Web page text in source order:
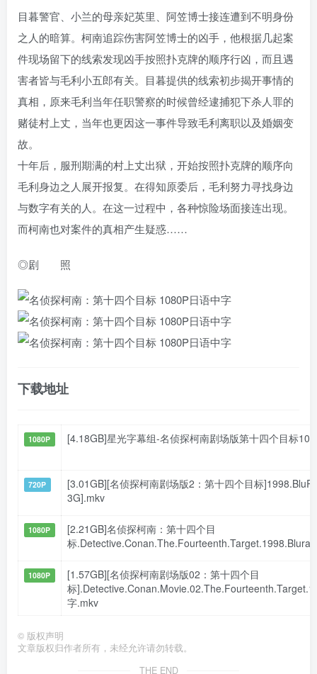
目暮警官、小兰的母亲妃英里、阿笠博士接连遭到不明身份
之人的暗算。柯南追踪伤害阿笠博士的凶手，他根据几起案
件现场留下的线索发现凶手按照扑克牌的顺序行凶，而且遇
害者皆与毛利小五郎有关。目暮提供的线索初步揭开事情的
真相，原来毛利当年任职警察的时候曾经逮捕犯下杀人罪的
赌徒村上丈，当年也更因这一事件导致毛利离职以及婚姻变
故。
十年后，服刑期满的村上丈出狱，开始按照扑克牌的顺序向
毛利身边之人展开报复。在得知原委后，毛利努力寻找身边
与数字有关的人。在这一过程中，各种惊险场面接连出现。
而柯南也对案件的真相产生疑惑……
◎剧 照
下载地址
1080P [4.18GB]星光字幕组-名侦探柯南剧场版第十四个目标
720P
[3.01GB][名侦探柯南剧场版2：第十四个目标
3G].mkv
1080P
[2.21GB]名侦探柯南：第十四个目
标
1080P
[1.57GB][名侦探柯南剧场版02：第十四个目
标
字.mkv
© 版权声明
文章版权归作者所有，未经允许请勿转载。
THE END